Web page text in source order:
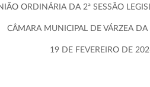
ORDINÁRIA DA 2ª SESSÃO
CÂMARA MUNICIPAL DE VÁRZEA
19 DE FEVEREIRO DE